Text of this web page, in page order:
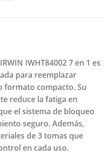
IWHT84002 7 en 1 es
para reemplazar
formato compacto. Su
reduce la fatiga en
el sistema de bloqueo
seguro. Además,
de 3 tomas que
en cada uso.